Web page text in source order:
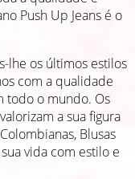
Push Up Jeans é o
lhe os últimos estilos
com a qualidade
todo o mundo. Os
a sua figura
Blusas
vida com estilo e